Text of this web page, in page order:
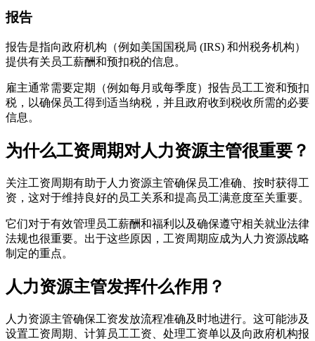
报告
报告是指向政府机构（例如美国国税局 (IRS) 和州税务机构）
提供有关员工薪酬和预扣税的信息。
雇主通常需要定期（例如每月或每季度）报告员工工资和预扣
税，以确保员工得到适当纳税，并且政府收到税收所需的必要
信息。
为什么工资周期对人力资源主管很重要？
关注工资周期有助于人力资源主管确保员工准确、按时获得工
资，这对于维持良好的员工关系和提高员工满意度至关重要。
它们对于有效管理员工薪酬和福利以及确保遵守相关就业法律
法规也很重要。出于这些原因，工资周期应成为人力资源战略
制定的重点。
人力资源主管发挥什么作用？
人力资源主管确保工资发放流程准确及时地进行。这可能涉及
设置工资周期、计算员工工资、处理工资单以及向政府机构报